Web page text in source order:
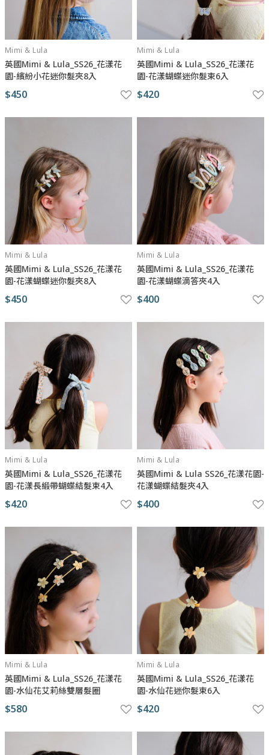
Mimi & Lula
英國Mimi & Lula_SS26_花漾花
園-繽紛小花迷你髮夾8入
$450
Mimi & Lula
英國Mimi & Lula_SS26_花漾花
園-花漾蝴蝶迷你髮束6入
$420
Mimi & Lula
英國Mimi & Lula_SS26_花漾花
園-花漾蝴蝶迷你髮夾8入
$450
Mimi & Lula
英國Mimi & Lula_SS26_花漾花
園-花漾蝴蝶滴答夾4入
$400
Mimi & Lula
英國Mimi & Lula_SS26_花漾花
園-花漾長緞帶蝴蝶結髮束4入
$420
Mimi & Lula
英國Mimi & Lula SS26_花漾花園-
花漾蝴蝶結髮夾4入
$400
Mimi & Lula
英國Mimi & Lula_SS26_花漾花
園-水仙花艾莉絲雙層髮圈
$580
Mimi & Lula
英國Mimi & Lula_SS26_花漾花
園-水仙花迷你髮束6入
$420